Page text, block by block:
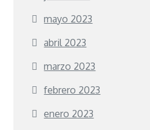
mayo 2023
abril 2023
marzo 2023
febrero 2023
enero 2023